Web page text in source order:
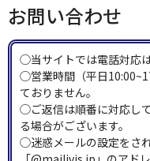
お問い合わせ
◯当サイトでは電話対応
◯営業時間（平日
ておりません。
◯ご返信は順番に対応し
る場合がございます。
◯迷惑メールの設定をさ